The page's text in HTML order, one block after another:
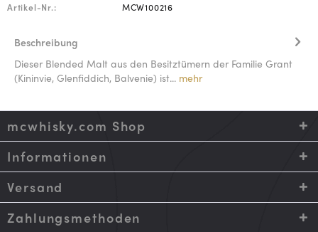
Artikel-Nr.: MCW100216
Beschreibung
Dieser Blended Malt aus den Besitztümern der Familie Grant
(Kininvie, Glenfiddich, Balvenie) ist... mehr
mcwhisky.com Shop
Informationen
Versand
Zahlungsmethoden